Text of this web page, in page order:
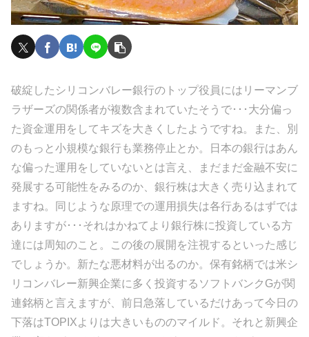
破綻したシリコンバレー銀行のトップ役員にはリーマンブ
ラザーズの関係者が複数含まれていたそうで･･･大分偏っ
た資金運用をしてキズを大きくしたようですね。また、別
のもっと小規模な銀行も業務停止とか。日本の銀行はあん
な偏った運用をしていないとは言え、まだまだ金融不安に
発展する可能性をみるのか、銀行株は大きく売り込まれて
ますね。同じような原理での運用損失は各行あるはずでは
ありますが･･･それはかねてより銀行株に投資している方
達には周知のこと。この後の展開を注視するといった感じ
でしょうか。新たな悪材料が出るのか。保有銘柄では米シ
リコンバレー新興企業に多く投資するソフトバンクGが関
連銘柄と言えますが、前日急落しているだけあって今日の
下落はTOPIXよりは大きいもののマイルド。それと新興企